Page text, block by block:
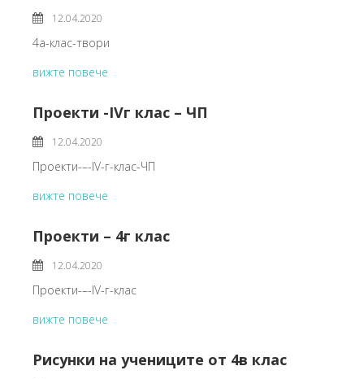
12.04.2020
4а-клас-твори
вижте повече
Проекти -IVг клас – ЧП
12.04.2020
Проекти-–-IV-г-клас-ЧП
вижте повече
Проекти – 4г клас
12.04.2020
Проекти-–-IV-г-клас
вижте повече
Рисунки на учениците от 4в клас